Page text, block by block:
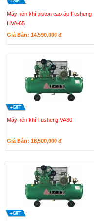
Máy nén khí piston cao áp Fusheng
HVA-65
Giá Bán: 14,590,000 đ
Máy nén khí Fusheng VA80
Giá Bán: 18,500,000 đ